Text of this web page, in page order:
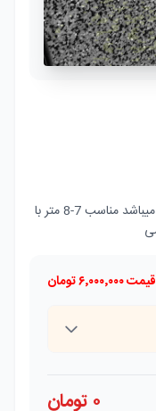
این محصول فقط شامل 25 کیلو خمیر سنگ میباشد مناسب 7-8 متر با
قیمت۶٬۰۰۰٬۰۰۰تومان
۰ تومان